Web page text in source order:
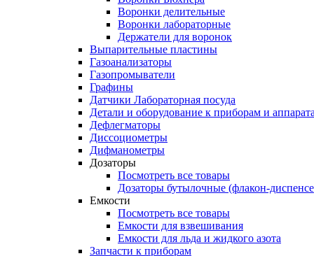
Воронки делительные
Воронки лабораторные
Держатели для воронок
Выпарительные пластины
Газоанализаторы
Газопромыватели
Графины
Датчики Лабораторная посуда
Детали и оборудование к приборам и
Дефлегматоры
Диссоциометры
Дифманометры
Дозаторы
Посмотреть все товары
Дозаторы бутылочные (флакон-
Емкости
Посмотреть все товары
Емкости для взвешивания
Емкости для льда и жидкого азота
Запчасти к приборам